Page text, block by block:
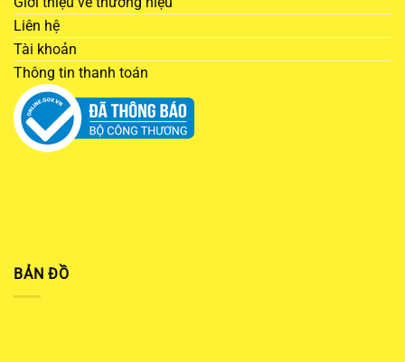
Liên hệ
Tài khoản
Thông tin thanh toán
BẢN ĐỒ